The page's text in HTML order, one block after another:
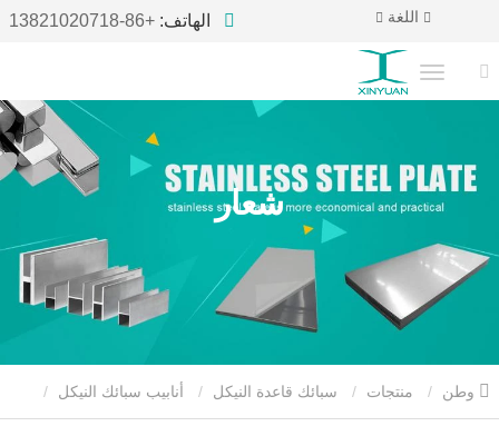
الهاتف: +86-13821020718 اللغة
شعار
منتجات سبائك قاعدة النيكل أنابيب سبائك النيكل